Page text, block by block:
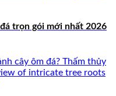
trọn gói mới nhất 2026